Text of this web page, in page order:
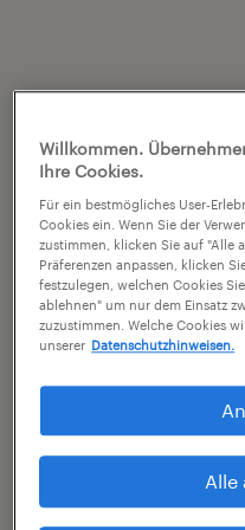
Willkommen.
Ihre Cookies.
Für ein bestmögliches User-
Cookies ein. Wenn Sie der
zustimmen, klicken Sie auf "Alle
Präferenzen anpassen, klicken
festzulegen, welchen Cookies
ablehnen" um nur dem Einsatz
zuzustimmen. Welche Cookies
unserer Datenschutzhinweisen.
Alle